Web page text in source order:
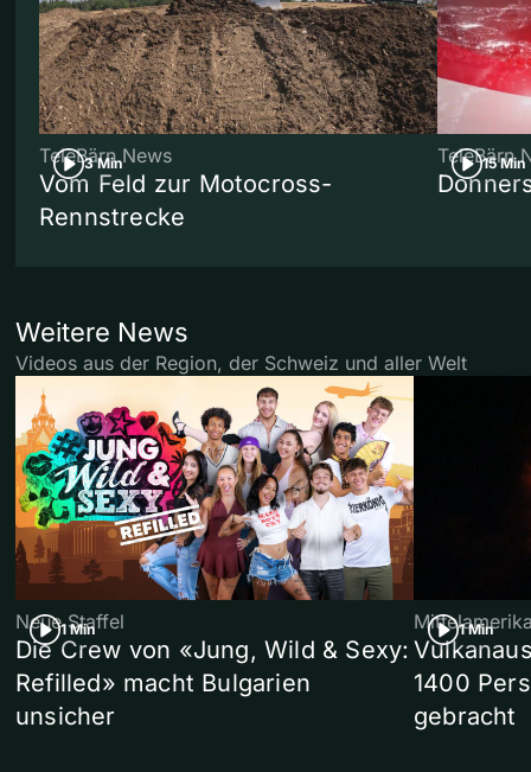
3 Min
TeleBärn News
Vom Feld zur Motocross-
Rennstrecke
15 Min
TeleBärn
Weitere News
Videos aus der Region, der Schweiz und aller Welt
1 Min
Neue Staffel
Die Crew von «Jung, Wild & Sexy:
Refilled» macht Bulgarien
unsicher
1 Min
1400
gebracht